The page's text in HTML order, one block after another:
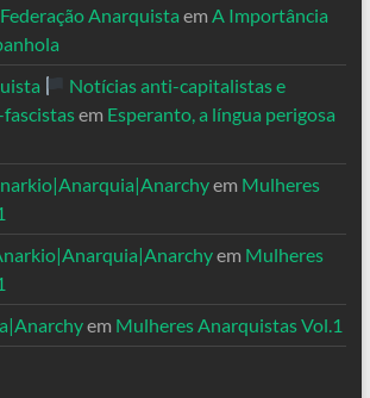
Federação Anarquista em A Importância
Notícias anti-capitalistas e
em Esperanto, a língua perigosa
em Mulheres
em Mulheres
em Mulheres Anarquistas Vol.1